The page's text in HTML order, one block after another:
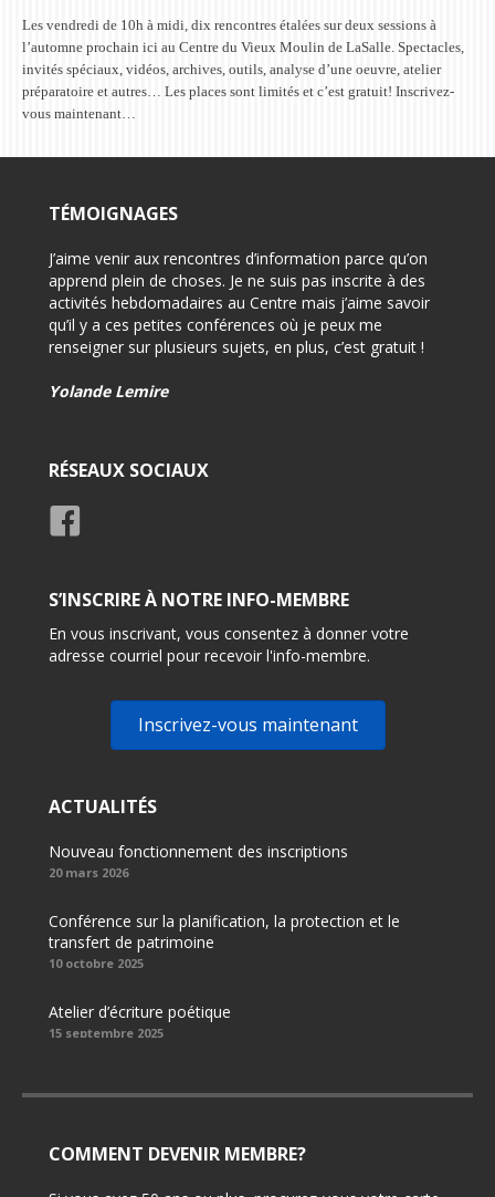
Les vendredi de 10h à midi, dix rencontres étalées sur deux sessions à
l’automne prochain ici au Centre du Vieux Moulin de LaSalle. Spectacles,
invités spéciaux, vidéos, archives, outils, analyse d’une oeuvre, atelier
préparatoire et autres… Les places sont limités et c’est gratuit! Inscrivez-
vous maintenant…
TÉMOIGNAGES
J’aime venir aux rencontres d’information parce qu’on
apprend plein de choses. Je ne suis pas inscrite à des
activités hebdomadaires au Centre mais j’aime savoir
qu’il y a ces petites conférences où je peux me
renseigner sur plusieurs sujets, en plus, c’est gratuit !
Yolande Lemire
RÉSEAUX SOCIAUX
S’INSCRIRE À NOTRE INFO-MEMBRE
En vous inscrivant, vous consentez à donner votre
adresse courriel pour recevoir l'info-membre.
Inscrivez-vous maintenant
ACTUALITÉS
Nouveau fonctionnement des inscriptions
20 mars 2026
Conférence sur la planification, la protection et le
transfert de patrimoine
10 octobre 2025
Atelier d’écriture poétique
15 septembre 2025
COMMENT DEVENIR MEMBRE?